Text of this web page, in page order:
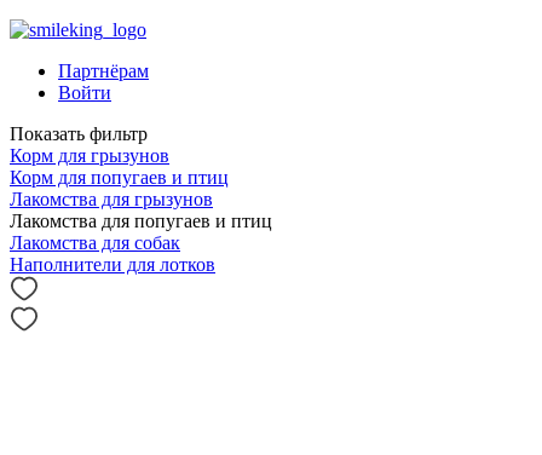
Партнёрам
Войти
Показать фильтр
Корм для грызунов
Корм для попугаев и птиц
Лакомства для грызунов
Лакомства для попугаев и птиц
Лакомства для собак
Наполнители для лотков